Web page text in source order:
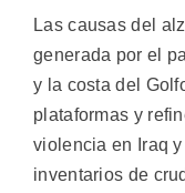
Las causas del
generada por el
y la costa del
plataformas y
violencia en Iraq
inventarios de